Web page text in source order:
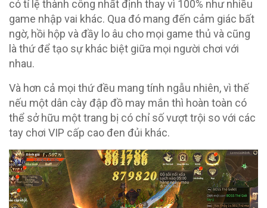
có tỉ lệ thành công nhất định thay vì 100% như nhiều
game nhập vai khác. Qua đó mang đến cảm giác bất
ngờ, hồi hộp và đầy lo âu cho mọi game thủ và cũng
là thứ để tạo sự khác biệt giữa mọi người chơi với
nhau.
Và hơn cả mọi thứ đều mang tính ngẫu nhiên, vì thế
nếu một dân cày đập đồ may mắn thì hoàn toàn có
thể sở hữu một trang bị có chỉ số vượt trội so với các
tay chơi VIP cấp cao đen đủi khác.